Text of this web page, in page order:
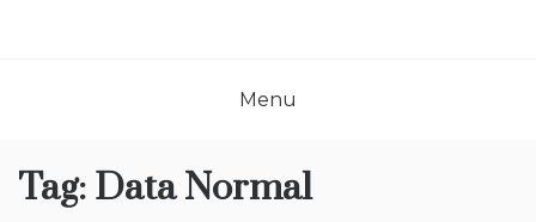
Menu
Tag: Data Normal